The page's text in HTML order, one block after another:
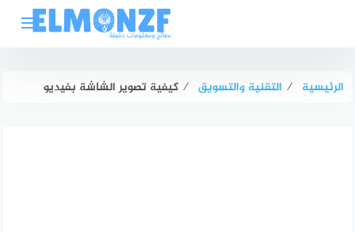
الرئيسية ⁄ التقنية والتسويق ⁄ كيفية تصوير الشاشة بفيديو